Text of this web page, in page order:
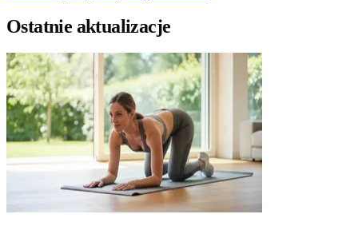
Ostatnie aktualizacje